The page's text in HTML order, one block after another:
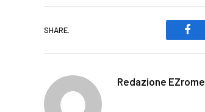
SHARE.
Redazione EZrome